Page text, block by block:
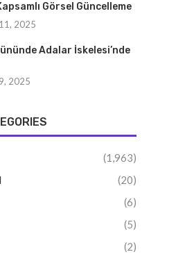
Görsel Güncelleme
2025
Adalar İskelesi’nde
2025
(1,963)
(20)
(6)
(5)
(2)